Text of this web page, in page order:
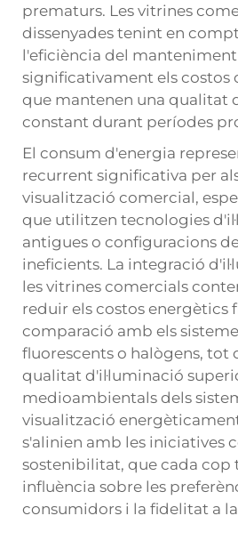
prematurs. Les vitrines
dissenyades tenint en
l'eficiència del
significativament els costos
que mantenen una qualitat
constant durant períodes
El consum d'energia
recurrent significativa per
visualització comercial,
que utilitzen tecnologies
antigues o configuracions
ineficients. La integració
les vitrines comercials
reduir els costos energètics
comparació amb els
fluorescents o halògens, tot
qualitat d'il·luminació
medioambientals dels
visualització
s'alinien amb les iniciatives
sostenibilitat, que cada cop
influència sobre les
consumidors i la fidelitat a